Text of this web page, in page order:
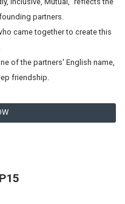
partners.
came together to create this
of the partners' English name,
friendship.